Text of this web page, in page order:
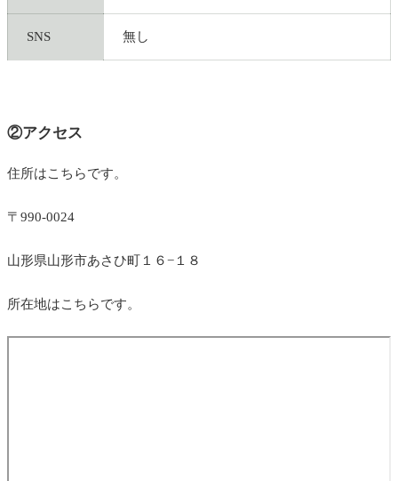
SNS 無し
②アクセス
住所はこちらです。
〒990-0024
山形県山形市あさひ町１６−１８
所在地はこちらです。